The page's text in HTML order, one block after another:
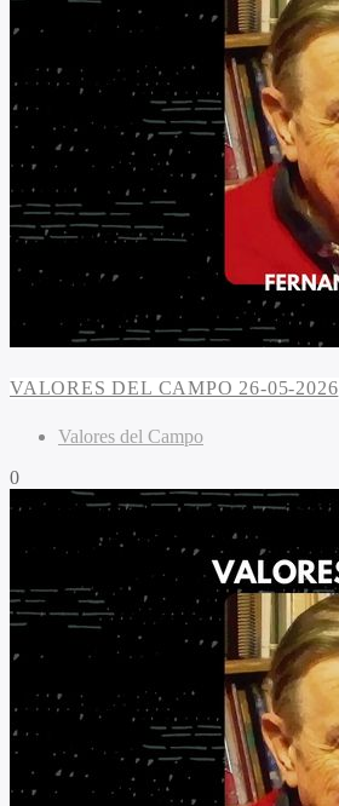
VALORES DEL CAMPO 26-05-2026
Valores del Campo
0